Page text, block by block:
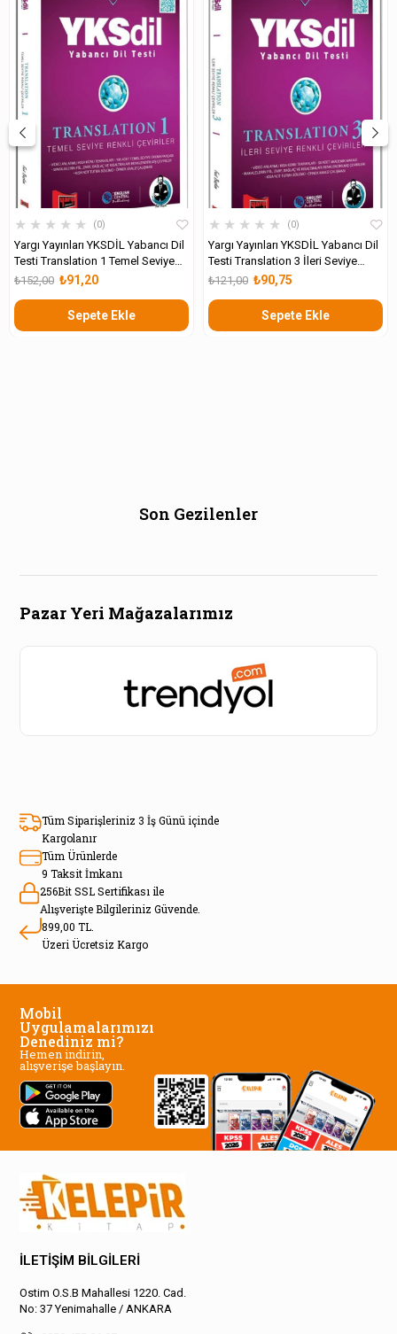
★ ★ ★ ★ ★ 0
Yargı Yayınları YKSDİL Yabancı Dil
Testi Translation 1 Temel Seviye
Renkli Çeviriler
₺91,20
₺152,00
Sepete Ekle
★ ★ ★ ★ ★ 0
Yargı Yayınları YKSDİL Yabancı Dil
Testi Translation 3 İleri Seviye
Renkli Çeviriler
₺90,75
₺121,00
Sepete Ekle
Son Gezilenler
Pazar Yeri Mağazalarımız
Tüm Siparişleriniz 3 İş Günü içinde
Kargolanır
Tüm Ürünlerde
9 Taksit İmkanı
256Bit SSL Sertifikası ile
Alışverişte Bilgileriniz Güvende.
899,00 TL.
Üzeri Ücretsiz Kargo
Mobil
Uygulamalarımızı
Denediniz mi?
Hemen indirin,
alışverişe başlayın.
İLETİŞİM BİLGİLERİ
Ostim O.S.B Mahallesi 1220. Cad.
No: 37 Yenimahalle / ANKARA